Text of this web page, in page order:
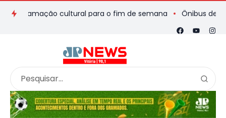
cultural para o fim de semana Ônibus de